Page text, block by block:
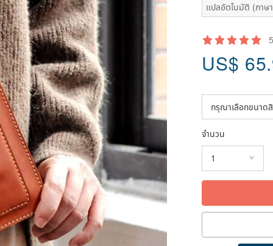
แปลอัตโนมัติ (ภาษ
US$
จำนวน